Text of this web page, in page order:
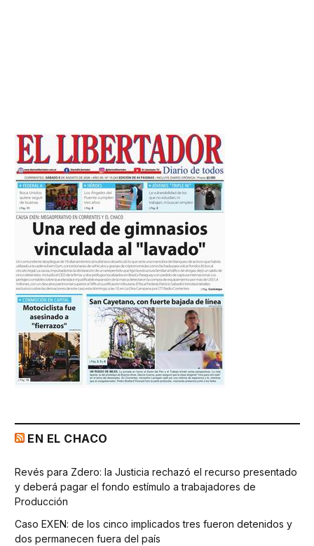
EN EL CHACO
Revés para Zdero: la Justicia rechazó el recurso presentado
y deberá pagar el fondo estímulo a trabajadores de
Producción
Caso EXEN: de los cinco implicados tres fueron detenidos y
dos permanecen fuera del país